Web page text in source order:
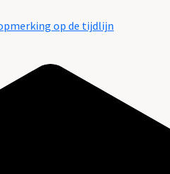
op de tijdlijn